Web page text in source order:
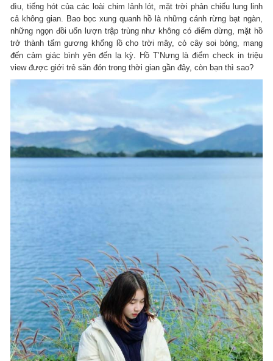
dìu, tiếng hót của các loài chim lảnh lót, mặt trời phản chiếu lung linh
cả không gian. Bao bọc xung quanh hồ là những cánh rừng bạt ngàn,
những ngọn đồi uốn lượn trập trùng như không có điểm dừng, mặt hồ
trở thành tấm gương khổng lồ cho trời mây, cỏ cây soi bóng, mang
đến cảm giác bình yên đến lạ kỳ. Hồ T’Nưng là điểm check in triệu
view được giới trẻ săn đón trong thời gian gần đây, còn bạn thì sao?